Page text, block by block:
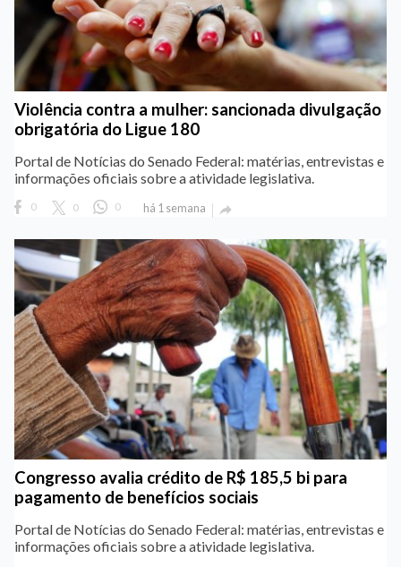
Violência contra a mulher: sancionada divulgação
obrigatória do Ligue 180
Portal de Notícias do Senado Federal: matérias, entrevistas e
informações oficiais sobre a atividade legislativa.
0 0 0 há 1 semana 
Congresso avalia crédito de R$ 185,5 bi para
pagamento de benefícios sociais
Portal de Notícias do Senado Federal: matérias, entrevistas e
informações oficiais sobre a atividade legislativa.